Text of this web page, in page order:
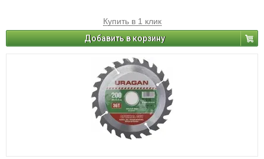
Купить в 1 клик
Добавить в корзину